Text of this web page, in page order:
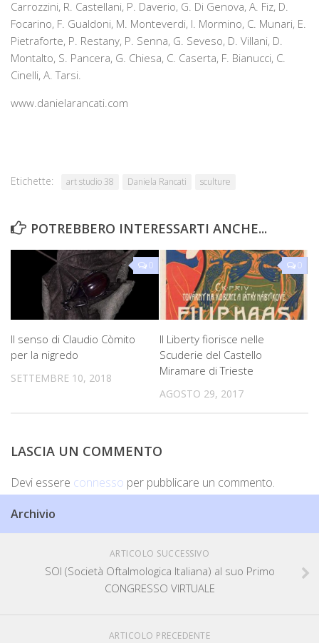
Carrozzini, R. Castellani, P. Daverio, G. Di Genova, A. Fiz, D.
Focarino, F. Gualdoni, M. Monteverdi, I. Mormino, C. Munari, E.
Pietraforte, P. Restany, P. Senna, G. Seveso, D. Villani, D.
Montalto, S. Pancera, G. Chiesa, C. Caserta, F. Bianucci, C.
Cinelli, A. Tarsi.
www.danielarancati.com
Etichette: art studio 38 Daniela Rancati sculture
POTREBBERO INTERESSARTI ANCHE...
0
Il senso di Claudio Còmito
per la nigredo
SETTEMBRE 10, 2018
0
Il Liberty fiorisce nelle
Scuderie del Castello
Miramare di Trieste
AGOSTO 29, 2017
LASCIA UN COMMENTO
Devi essere connesso per pubblicare un commento.
Archivio
ARTICOLO SUCCESSIVO
SOI (Società Oftalmologica Italiana) al suo Primo
CONGRESSO VIRTUALE
ARTICOLO PRECEDENTE